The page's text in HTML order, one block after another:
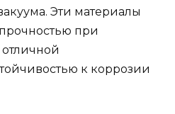
Эти материалы
при
к коррозии